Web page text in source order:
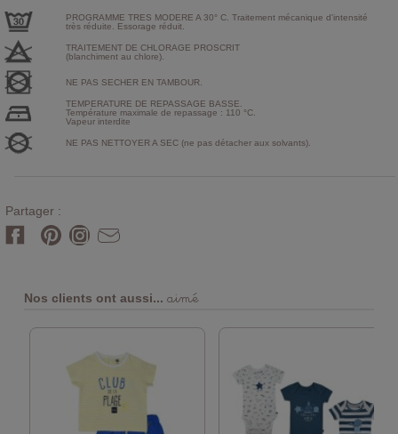
PROGRAMME TRES MODERE A 30° C. Traitement mécanique d'intensité
très réduite. Essorage réduit.
TRAITEMENT DE CHLORAGE PROSCRIT
(blanchiment au chlore).
NE PAS SECHER EN TAMBOUR.
TEMPERATURE DE REPASSAGE BASSE.
Température maximale de repassage : 110 °C.
Vapeur interdite
NE PAS NETTOYER A SEC (ne pas détacher aux solvants).
Partager :
Nos clients ont aussi... aimé